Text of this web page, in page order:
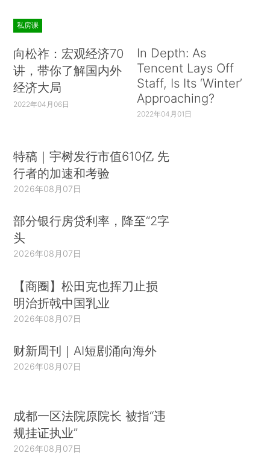
私房课
向松祚：宏观经济70
讲，带你了解国内外
经济大局
2022年04月06日
In Depth: As
Tencent Lays Off
Staff, Is Its ‘Winter’
Approaching?
2022年04月01日
特稿｜宇树发行市值610亿 先
行者的加速和考验
2026年08月07日
部分银行房贷利率，降至“2字
头
2026年08月07日
【商圈】松田克也挥刀止损
明治折戟中国乳业
2026年08月07日
财新周刊｜AI短剧涌向海外
2026年08月07日
成都一区法院原院长 被指“违
规挂证执业”
2026年08月07日